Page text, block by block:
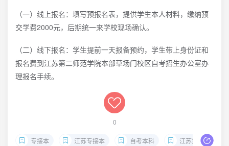
（一）线上报名：填写预报名表，提供学生本人材料，缴纳预
交学费2000元，后期统一来学校现场确认。
（二）线下报名：学生提前一天报备预约，学生带上身份证和
报名费到江苏第二师范学院本部草场门校区自考招生办公室办
理报名手续。
0
专接本 江苏专接本 自考本科 江苏第二师范专接本